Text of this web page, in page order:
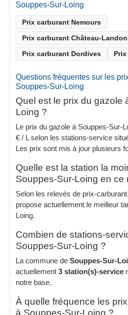
Souppes-Sur-Loing
Prix carburant Nemours
Prix carburant Château-Landon
Prix carburant Dordives
Questions fréquentes sur les
Souppes-Sur-Loing
Quel est le prix du gazole
Loing ?
Le prix du gazole à Souppes-Sur-
€ / L selon les stations-service
Les prix sont mis à jour plusieurs
Quelle est la station la
Souppes-Sur-Loing en ce
Selon les relevés de prix-
propose actuellement le meilleur
Loing.
Combien de stations-
Souppes-Sur-Loing ?
La commune deSouppes-Sur-
actuellement3 station(s)-service
notre base.
À quelle fréquence les
à Souppes-Sur-Loing ?